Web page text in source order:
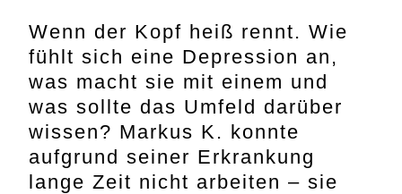
Wenn der Kopf heiß rennt. Wie
fühlt sich eine Depression an,
was macht sie mit einem und
was sollte das Umfeld darüber
wissen? Markus K. konnte
aufgrund seiner Erkrankung
lange Zeit nicht arbeiten – sie